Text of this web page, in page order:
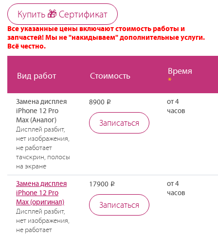
Купить 🎁 Cертификат
Все указанные цены включают стоимость работы и
запчастей! Мы не "накидываем" дополнительные услуги.
Всё честно.
Вид работ Стоимость
Время
*
Замена дисплея
iPhone 12 Pro
Max (Аналог)
Дисплей разбит,
нет изображения,
не работает
тачскрин, полосы
на экране
8900 Р
Записаться
от 4
часов
Замена дисплея
iPhone 12 Pro
Max (оригинал)
Дисплей разбит,
нет изображения,
не работает
17900 Р
Записаться
от 4
часов